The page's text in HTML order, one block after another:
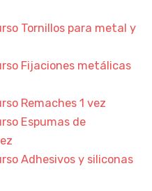
Tornillos para metal y
Fijaciones metálicas
Remaches 1 vez
Espumas de
Adhesivos y siliconas